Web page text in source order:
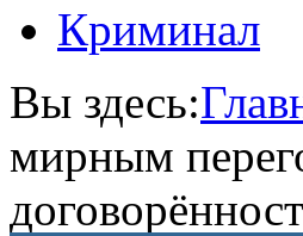
Криминал
Вы здесь:
мирным